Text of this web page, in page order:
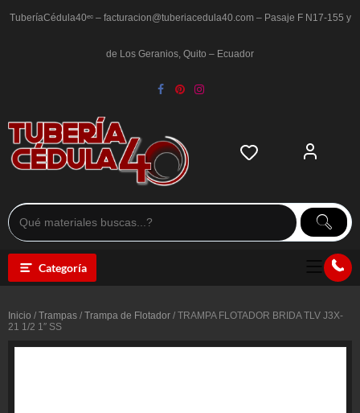
TuberíaCédula40ᵉᶜ – facturacion@tuberiacedula40.com – Pasaje F N17-155 y
de Los Geranios, Quito – Ecuador
Categoría
Inicio / Trampas / Trampa de Flotador / TRAMPA FLOTADOR BRIDA TLV J3X-
21 1/2 1″ SS